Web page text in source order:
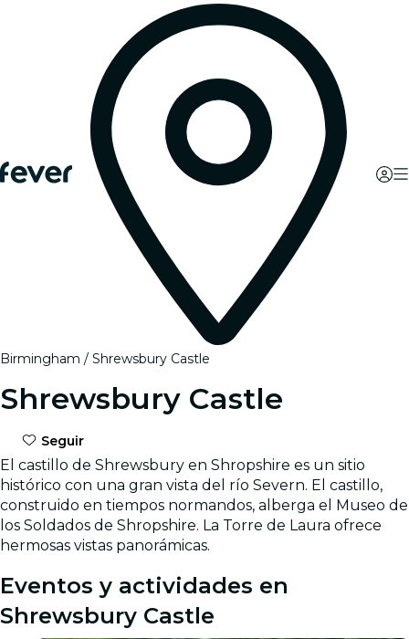
Birmingham Shrewsbury Castle
Shrewsbury Castle
Seguir
El castillo de Shrewsbury en Shropshire es un sitio
histórico con una gran vista del río Severn. El castillo,
construido en tiempos normandos, alberga el Museo de
los Soldados de Shropshire. La Torre de Laura ofrece
hermosas vistas panorámicas.
Eventos y actividades en
Shrewsbury Castle